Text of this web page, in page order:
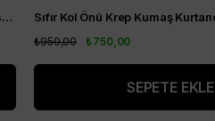
Alt Kısım Plise Detaylı Kol Ağızları Ribanalı Kısa Kol Kurtarıcı Tunik Vizon
₺750,00
₺950,00
SEPETE EKLE